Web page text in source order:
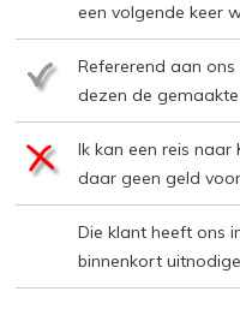
een volgende keer
Refererend aan
dezen de
Ik kan een reis
daar geen geld
Die klant heeft ons
binnenkort